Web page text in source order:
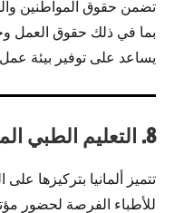
تضمن حقوق المواطنين
بما في ذلك حقوق العمل
يساعد على توفير بيئة
8. التعليم الطبي المستمر والتطور المهني
تتميز ألمانيا بتركيزها
للأطباء الفرصة لحضور